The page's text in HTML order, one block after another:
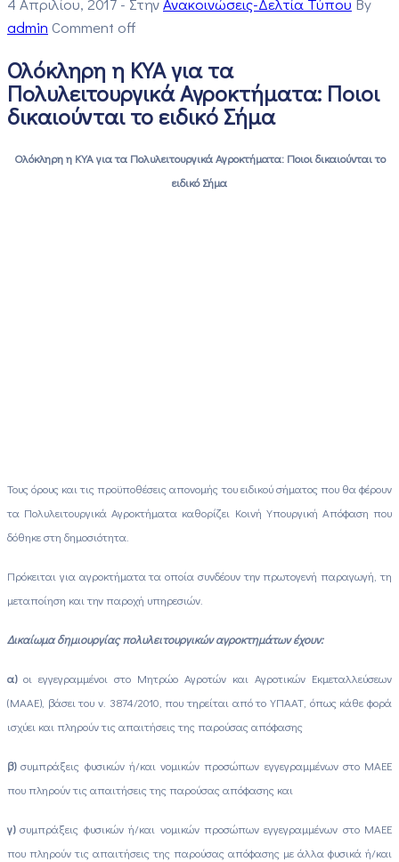
admin Comment off
Ολόκληρη η ΚΥΑ για τα
Πολυλειτουργικά Αγροκτήματα: Ποιοι
δικαιούνται το ειδικό Σήμα
Ολόκληρη η ΚΥΑ για τα Πολυλειτουργικά Αγροκτήματα: Ποιοι δικαιούνται το
ειδικό Σήμα
Τους όρους και τις προϋποθέσεις απονομής του ειδικού σήματος που θα φέρουν
τα Πολυλειτουργικά Αγροκτήματα καθορίζει Κοινή Υπουργική Απόφαση που
δόθηκε στη δημοσιότητα.
Πρόκειται για αγροκτήματα τα οποία συνδέουν την πρωτογενή παραγωγή, τη
μεταποίηση και την παροχή υπηρεσιών.
Δικαίωμα δημιουργίας πολυλειτουργικών αγροκτημάτων έχουν:
α)οι εγγεγραμμένοι στο Μητρώο Αγροτών και Αγροτικών Εκμεταλλεύσεων
(ΜΑΑΕ), βάσει του ν. 3874/2010, που τηρείται από το ΥΠΑΑΤ, όπως κάθε φορά
ισχύει και πληρούν τις απαιτήσεις της παρούσας απόφασης
β)συμπράξεις φυσικών ή/και νομικών προσώπων εγγεγραμμένων στο ΜΑΕΕ
που πληρούν τις απαιτήσεις της παρούσας απόφασης και
γ)συμπράξεις φυσικών ή/και νομικών προσώπων εγγεγραμμένων στο ΜΑΕΕ
που πληρούν τις απαιτήσεις της παρούσας απόφασης με άλλα φυσικά ή/και